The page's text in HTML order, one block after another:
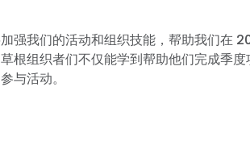
与我们合作
新闻
强我们的活动和组织技能，帮助我们在
根组织者们不仅能学到帮助他们完成季
与活动。